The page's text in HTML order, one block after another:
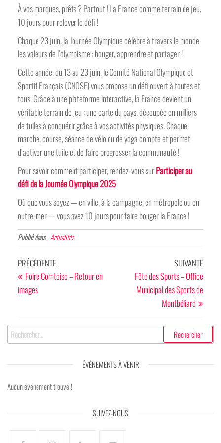
À vos marques, prêts ? Partout ! La France comme terrain de jeu,
10 jours pour relever le défi !
Chaque 23 juin, la Journée Olympique célèbre à travers le monde
les valeurs de l’olympisme : bouger, apprendre et partager !
Cette année, du 13 au 23 juin, le Comité National Olympique et
Sportif Français (CNOSF) vous propose un défi ouvert à toutes et
tous. Grâce à une plateforme interactive, la France devient un
véritable terrain de jeu : une carte du pays, découpée en milliers
de tuiles à conquérir grâce à vos activités physiques. Chaque
marche, course, séance de vélo ou de yoga compte et permet
d’activer une tuile et de faire progresser la communauté !
Pour savoir comment participer, rendez-vous surParticiper au
défi de la Journée Olympique 2025
Où que vous soyez — en ville, à la campagne, en métropole ou en
outre-mer — vous avez 10 jours pour faire bouger la France !
Publié dans Actualités
Navigation
de
l’article
Article
précédent
PRÉCÉDENTE
Foire Comtoise – Retour en
images
SUIVANTE
Fête des Sports – Office
Municipal des Sports de
Montbéliard
Rechercher :
ÉVÉNEMENTS À VENIR
Aucun événement trouvé !
SUIVEZ-NOUS